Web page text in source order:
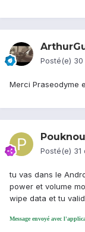
Posté(e) 30
Merci Praseodyme
Posté(e) 31
tu vas dans le
power et volume
wipe data et tu
Message envoyé avec